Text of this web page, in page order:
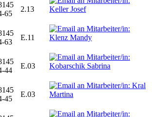
65
2.13
63
E.11
44
E.03
45
E.03